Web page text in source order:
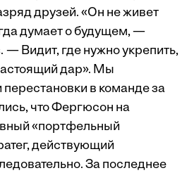
друзей. «Он не живет
думает о будущем, —
— Видит, где нужно укрепить,
дар». Мы
в команде за
что Фергюсон на
«портфельный
действующий
За последнее